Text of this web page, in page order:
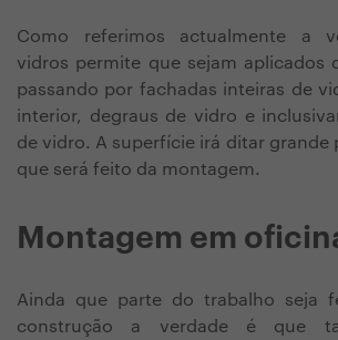
Como referimos actualmente a
vidros permite que sejam aplicados
passando por fachadas inteiras de
interior, degraus de vidro e
de vidro. A superfície irá ditar grande
que será feito da montagem.
Montagem em
Ainda que parte do trabalho seja
construção a verdade é que